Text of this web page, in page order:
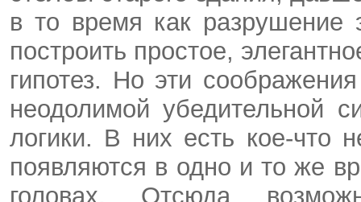
в то время как разрушение
построить простое,
гипотез. Но эти
неодолимой убедительной
логики. В них есть кое-что
появляются в одно и то же
головах. Отсюда